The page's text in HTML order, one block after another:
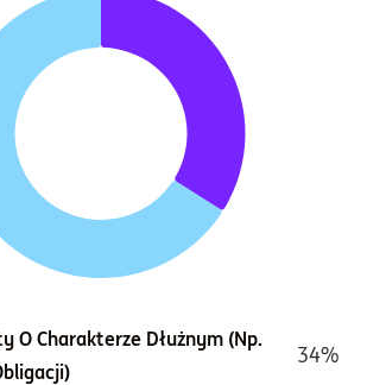
O Charakterze Dłużnym (np.
34%